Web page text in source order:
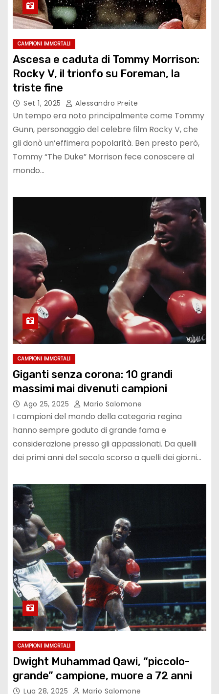
CAMPIONI IMMORTALI
Ascesa e caduta di Tommy Morrison:
Rocky V, il trionfo su Foreman, la
triste fine
Set 1, 2025 Alessandro Preite
Un tempo era noto principalmente come Tommy
Gunn, personaggio del celebre film Rocky V, che
gli donò un’effimera popolarità. Ben presto però,
Tommy “The Duke” Morrison fece conoscere al
mondo…
CAMPIONI IMMORTALI
Giganti senza corona: 10 grandi
massimi mai divenuti campioni
Ago 25, 2025 Mario Salomone
I campioni del mondo della categoria regina
hanno sempre goduto di grande fama e
considerazione presso gli appassionati. Da quelli
dei primi anni del secolo scorso a quelli dei giorni…
CAMPIONI IMMORTALI
Dwight Muhammad Qawi, “piccolo-
grande” campione, muore a 72 anni
Lug 28, 2025 Mario Salomone